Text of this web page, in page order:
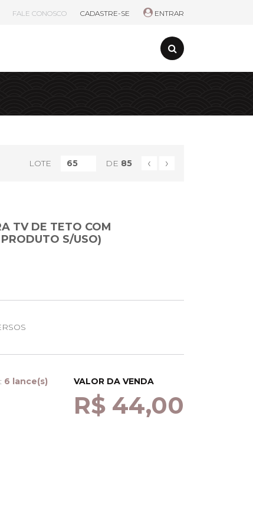
FALE CONOSCO CADASTRE-SE ENTRAR
LOTE DE 85 ‹ ›
TV DE TETO COM
S/USO)
6 lance(s) VALOR DA VENDA
R$ 44,00